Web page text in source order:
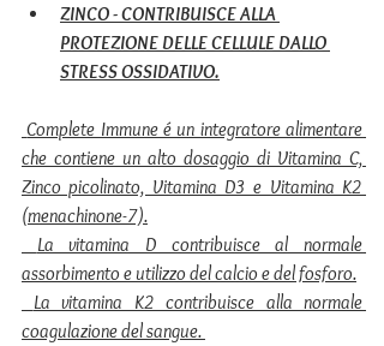
ZINCO - CONTRIBUISCE ALLA
PROTEZIONE DELLE CELLULE DALLO
STRESS OSSIDATIVO.
Complete Immune é un integratore alimentare
che contiene un alto dosaggio di Vitamina C,
Zinco picolinato, Vitamina D3 e Vitamina K2
(menachinone-7).
assorbimento e utilizzo del calcio e del fosforo.
coagulazione del sangue.